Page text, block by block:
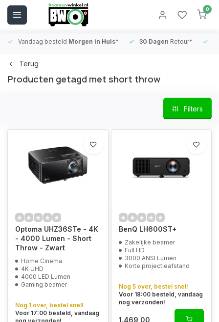
0
Vandaag besteld Morgen in Huis* 30 Dagen Retour*
Terug
Producten getagd met short throw
Filters
Optoma UHZ36STe - 4K
- 4000 Lumen - Short
Throw - Zwart
Home Cinema
4K UHD
4000 LED Lumen
Gaming beamer
Nog 1 over, bestel snel!
Voor 17:00 besteld, vandaag
BenQ LH600ST+
Zakelijke beamer
Full HD
3000 ANSI Lumen
Korte projectieafstand
Nog 5 over, bestel snel!
Voor 18:00 besteld, vandaag
nog verzonden!
1.469,00